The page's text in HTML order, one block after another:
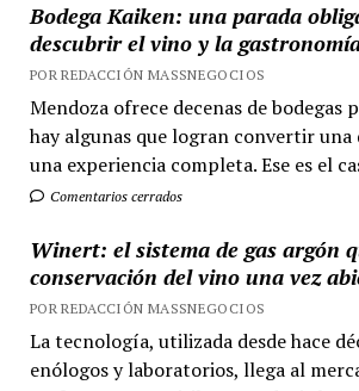
Bodega Kaiken: una parada
descubrir el vino y la
POR REDACCIÓN MASSNEGOCIOS
Mendoza ofrece decenas de bodegas
hay algunas que logran convertir una
una experiencia completa. Ese es el
Comentarios cerrados
Winert: el sistema de gas argón
conservación del vino una vez
POR REDACCIÓN MASSNEGOCIOS
La tecnología, utilizada desde hace
enólogos y laboratorios, llega al